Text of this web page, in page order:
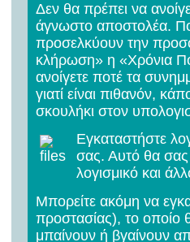
Δεν θα πρέπει να
άγνωστο αποστολέα.
προσελκύουν την
κλήρωση» η «Χρόνια
ανοίγετε ποτέ τα
γιατί είναι πιθανόν,
σκουλήκι στον
Εγκαταστήστε
σας. Αυτό θα σας
λογισμικό και
Μπορείτε ακόμη να
προστασίας), το οποίο
μπαίνουν ή βγαίνουν